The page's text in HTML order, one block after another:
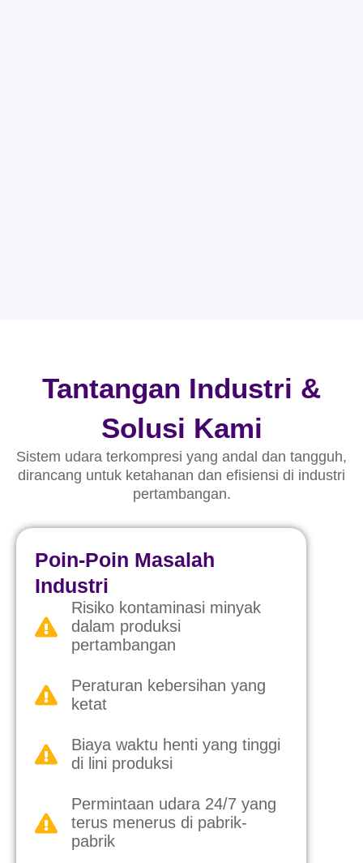
Tantangan Industri &
Solusi Kami
Sistem udara terkompresi yang andal dan tangguh,
dirancang untuk ketahanan dan efisiensi di industri
pertambangan.
Poin-Poin Masalah
Industri
Risiko kontaminasi minyak
dalam produksi
pertambangan
Peraturan kebersihan yang
ketat
Biaya waktu henti yang tinggi
di lini produksi
Permintaan udara 24/7 yang
terus menerus di pabrik-
pabrik